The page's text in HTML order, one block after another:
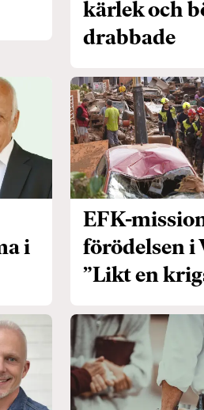
kärlek och
drabbade
i
EFK-
förödelsen i
”Likt en